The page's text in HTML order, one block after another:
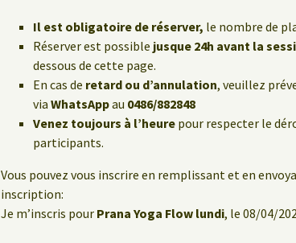
Il est obligatoire de réserver, le nombre de
Réserver est possible jusque 24h avant la
dessous de cette page.
En cas de retard ou d’annulation, veuillez
via WhatsAppau 0486/882848
Venez toujours à l’heure pour respecter le
participants.
Vous pouvez vous inscrire en remplissant et en
inscription:
Je m’inscris pour Prana Yoga Flow lundi, le 08/04/